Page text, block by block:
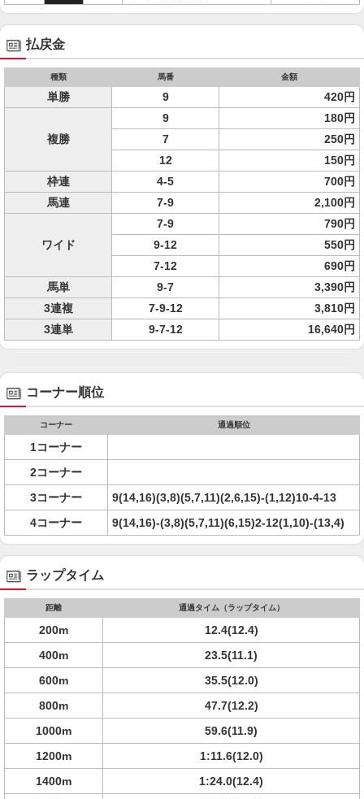
払戻金
種類 馬番 金額
単勝 9 420円
複勝
9
180円
7
250円
12
150円
枠連
4-5
700円
馬連
7-9 2,100円
ワイド
7-9
790円
9-12
550円
7-12
690円
馬単
9-7
3,390円
3連複
7-9-12
3,810円
3連単
9-7-12 16,640円
コーナー順位
コーナー 通過順位
1コーナー
2コーナー
3コーナー
9(14,16)(3,8)(5,7,11)(2,6,15)-(1,12)10-4-13
4コーナー
9(14,16)-(3,8)(5,7,11)(6,15)2-12(1,10)-(13,4)
ラップタイム
距離 通過タイム（ラップタイム）
200m
12.4(12.4)
400m
23.5(11.1)
600m
35.5(12.0)
800m
47.7(12.2)
1000m
59.6(11.9)
1200m
1:11.6(12.0)
1400m
1:24.0(12.4)